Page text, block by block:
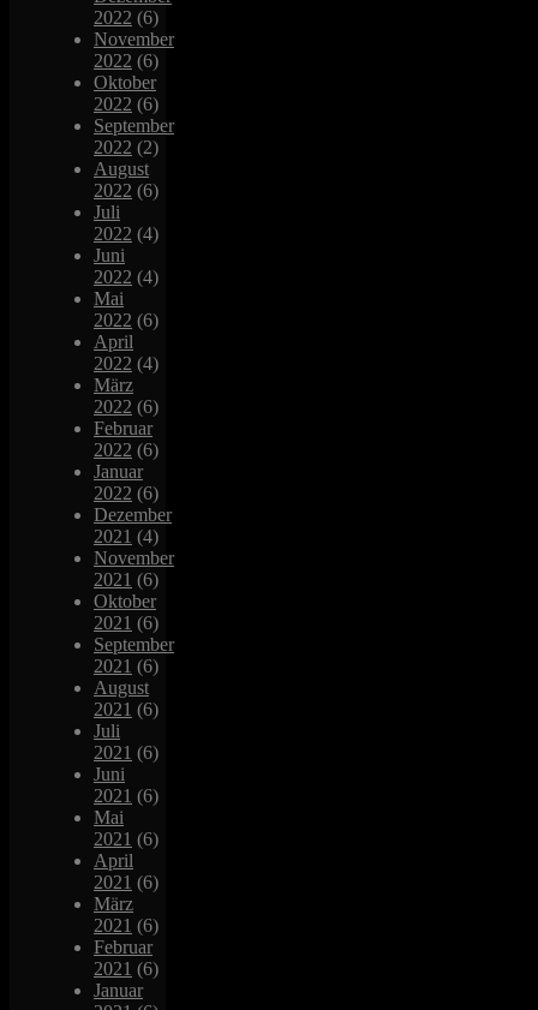
2022 (6)
November
2022 (6)
Oktober
2022 (6)
September
2022 (2)
August
2022 (6)
Juli
2022 (4)
Juni
2022 (4)
Mai
2022 (6)
April
2022 (4)
März
2022 (6)
Februar
2022 (6)
Januar
2022 (6)
Dezember
2021 (4)
November
2021 (6)
Oktober
2021 (6)
September
2021 (6)
August
2021 (6)
Juli
2021 (6)
Juni
2021 (6)
Mai
2021 (6)
April
2021 (6)
März
2021 (6)
Februar
2021 (6)
Januar